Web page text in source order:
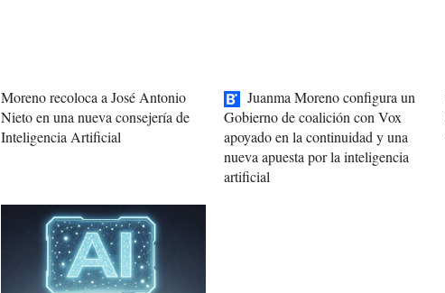
Moreno recoloca a José Antonio
Nieto en una nueva consejería de
Inteligencia Artificial
Juanma Moreno configura un
Gobierno de coalición con Vox
apoyado en la continuidad y una
nueva apuesta por la inteligencia
artificial